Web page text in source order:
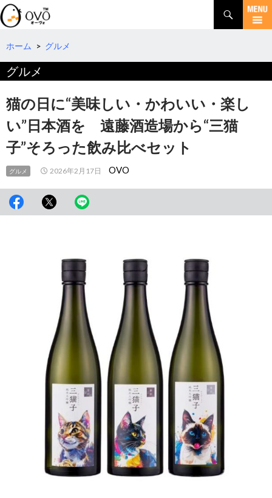
検
索
コ
テ
ツ
へ
移
動
ホーム > グルメ
グルメ
猫の日に“美味しい・かわいい・楽し
い”日本酒を 遠藤酒造場から“三猫
子”そろった飲み比べセット
グルメ 2026年2月17日 OVO